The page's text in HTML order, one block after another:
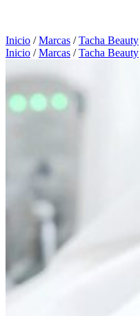
Inicio /Marcas /Tacha Beauty
Inicio /Marcas /Tacha Beauty